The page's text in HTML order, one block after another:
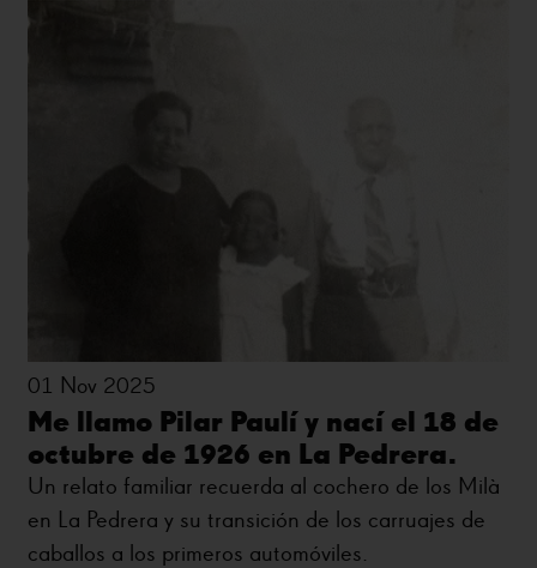
01 Nov 2025
Me llamo Pilar Paulí y nací el 18 de
octubre de 1926 en La Pedrera.
Un relato familiar recuerda al cochero de los Milà
en La Pedrera y su transición de los carruajes de
caballos a los primeros automóviles.